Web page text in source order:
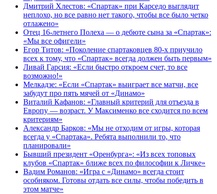
Дмитрий Хлестов: «Спартак» при Карседо выглядит
неплохо, но все равно нет такого, чтобы все было четко
отлажено»
Отец 16-летнего Полеха — о дебюте сына за «Спартак»:
«Мы все офигели»
Егор Титов: «Поколение спартаковцев 80‑х приучило
всех к тому, что «Спартак» всегда должен быть первым»
Ливай Гарсия: «Если быстро откроем счет, то все
возможно!»
Мелкадзе: «Если «Спартак» выиграет все матчи, все
забудут про пять мячей от «Динамо»
Виталий Кафанов: «Главный критерий для отъезда в
Европу — возраст. У Максименко все сходится по всем
критериям»
Александр Барков: «Мы не отходим от игры, которая
всегда у «Спартака». Ребята выполнили то, что
планировали»
Бывший президент «Оренбурга»: «Из всех топовых
клубов «Спартак» ближе всех по философии к Личке»
Вадим Романов: «Игра с «Динамо» всегда стоит
особняком. Готовы отдать все силы, чтобы победить в
этом матче»